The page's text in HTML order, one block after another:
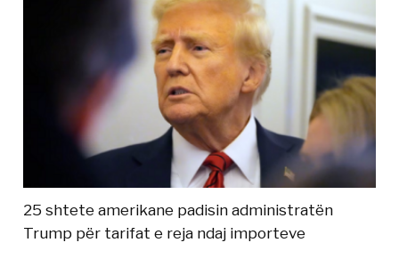
25 shtete amerikane padisin administratën
Trump për tarifat e reja ndaj importeve